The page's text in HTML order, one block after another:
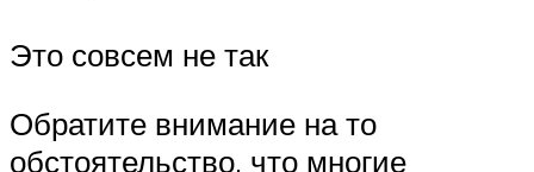
Это совсем не так
Обратите внимание на то
обстоятельство, что многие